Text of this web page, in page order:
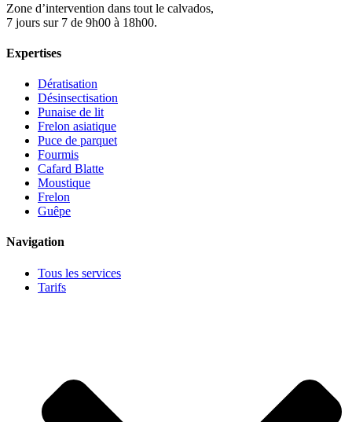
Zone d’intervention dans tout le calvados,
7 jours sur 7 de 9h00 à 18h00.
Expertises
Dératisation
Désinsectisation
Punaise de lit
Frelon asiatique
Puce de parquet
Fourmis
Cafard Blatte
Moustique
Frelon
Guêpe
Navigation
Tous les services
Tarifs